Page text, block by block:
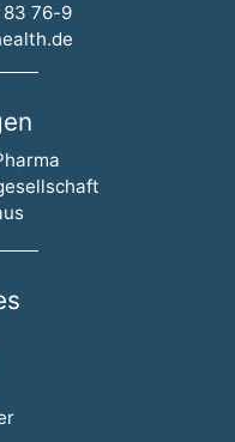
83 76-9
überspringen
überspringen